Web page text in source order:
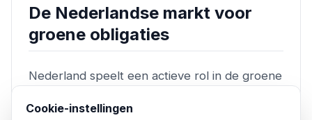
De Nederlandse markt voor
groene obligaties
Nederland speelt een actieve rol in de groene
Cookie-instellingen